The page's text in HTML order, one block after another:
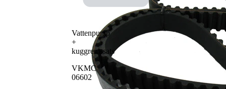
kuggrem
VKM 26602
1
SKF02743
Kuggrem
SKF04229 1
Vattenpump
+
kuggremssats
VKMC
06602